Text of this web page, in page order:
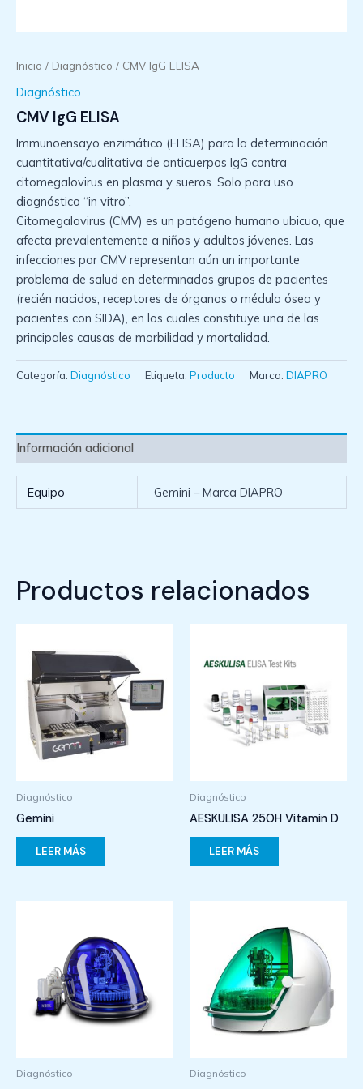
Inicio / Diagnóstico / CMV IgG ELISA
Diagnóstico
CMV IgG ELISA
Immunoensayo enzimático (ELISA) para la determinación
cuantitativa/cualitativa de anticuerpos IgG contra
citomegalovirus en plasma y sueros. Solo para uso
diagnóstico “in vitro”.
Citomegalovirus (CMV) es un patógeno humano ubicuo, que
afecta prevalentemente a niños y adultos jóvenes. Las
infecciones por CMV representan aún un importante
problema de salud en determinados grupos de pacientes
(recién nacidos, receptores de órganos o médula ósea y
pacientes con SIDA), en los cuales constituye una de las
principales causas de morbilidad y mortalidad.
Categoría: Diagnóstico Etiqueta: Producto Marca: DIAPRO
Información adicional
Equipo Gemini – Marca DIAPRO
Productos relacionados
Diagnóstico
Gemini
LEER MÁS
Diagnóstico
AESKULISA 25OH Vitamin D
LEER MÁS
Diagnóstico Diagnóstico